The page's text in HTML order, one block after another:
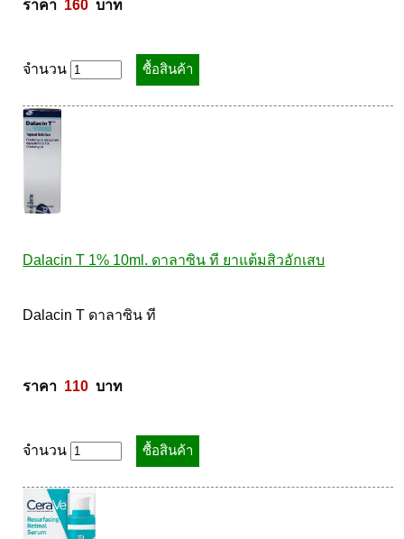
ราคา 160
  บาท
จำนวน
Dalacin T 1% 10ml. ดาลาซิน ที ยาแต้มสิวอักเสบ
Dalacin T ดาลาซิน ที
ราคา 110
  บาท
จำนวน